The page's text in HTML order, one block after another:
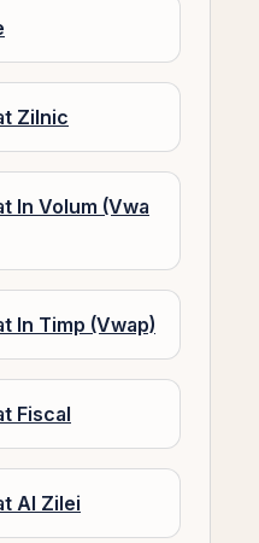
Zilnic
In Volum (Vwa
In Timp (Vwap)
Fiscal
Al Zilei